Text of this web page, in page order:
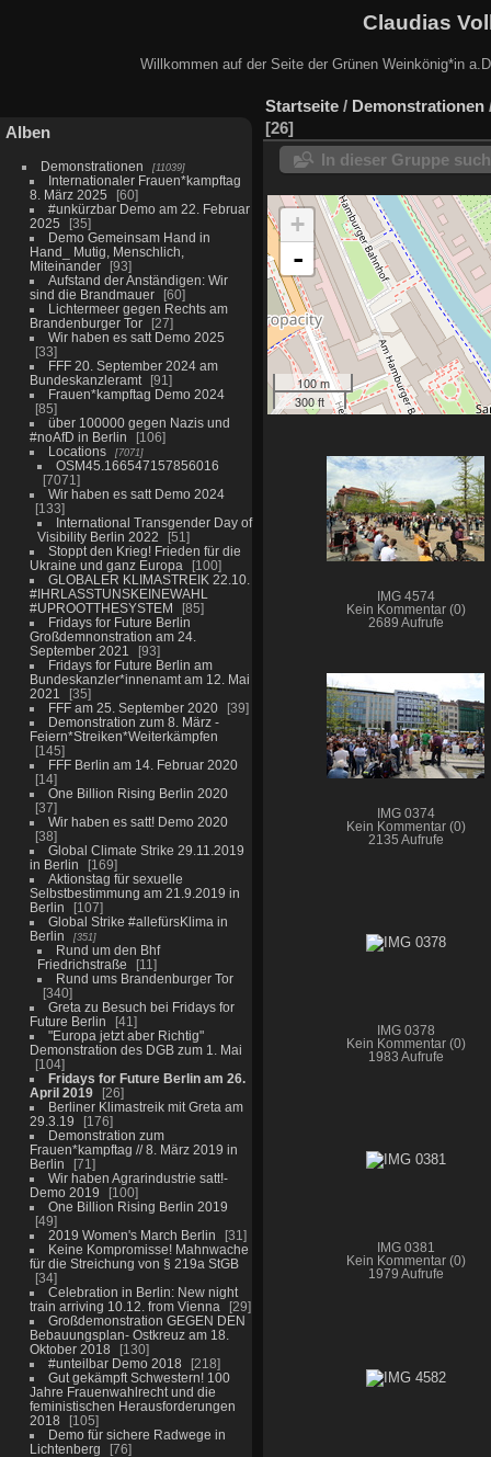
Claudias
Willkommen auf der Seite der Grünen Weinkönig*in
Alben
Demonstrationen 11039
Internationaler Frauen*kampftag
8. März 2025
60
#unkürzbar Demo am 22. Februar
2025
35
Demo Gemeinsam Hand in
Hand_ Mutig, Menschlich,
Miteinander
93
Aufstand der Anständigen: Wir
sind die Brandmauer
60
Lichtermeer gegen Rechts am
Brandenburger Tor
27
Wir haben es satt Demo 2025
33
FFF 20. September 2024 am
Bundeskanzleramt
91
Frauen*kampftag Demo 2024
85
über 100000 gegen Nazis und
#noAfD in Berlin
106
Locations
7071
OSM45.166547157856016
7071
Wir haben es satt Demo 2024
133
International Transgender Day of
Visibility Berlin 2022
51
Stoppt den Krieg! Frieden für die
Ukraine und ganz Europa
100
GLOBALER KLIMASTREIK 22.10.
#IHRLASSTUNSKEINEWAHL
#UPROOTTHESYSTEM
85
Fridays for Future Berlin
Großdemnonstration am 24.
September 2021
93
Fridays for Future Berlin am
Bundeskanzler*innenamt am 12. Mai
2021
35
FFF am 25. September 2020
39
Demonstration zum 8. März -
Feiern*Streiken*Weiterkämpfen
145
FFF Berlin am 14. Februar 2020
14
One Billion Rising Berlin 2020
37
Wir haben es satt! Demo 2020
38
Global Climate Strike 29.11.2019
in Berlin
169
Aktionstag für sexuelle
Selbstbestimmung am 21.9.2019 in
Berlin
107
Global Strike #allefürsKlima in
Berlin
351
Rund um den Bhf
Friedrichstraße
11
Rund ums Brandenburger Tor
340
Greta zu Besuch bei Fridays for
Future Berlin
41
"Europa jetzt aber Richtig"
Demonstration des DGB zum 1. Mai
104
Fridays for Future Berlin am 26.
April 2019
26
Berliner Klimastreik mit Greta am
29.3.19
176
Demonstration zum
Frauen*kampftag // 8. März 2019 in
Berlin
71
Wir haben Agrarindustrie satt!-
Demo 2019
100
One Billion Rising Berlin 2019
49
2019 Women's March Berlin
31
Keine Kompromisse! Mahnwache
für die Streichung von § 219a StGB
34
Celebration in Berlin: New night
train arriving 10.12. from Vienna
29
Großdemonstration GEGEN DEN
Bebauungsplan- Ostkreuz am 18.
Oktober 2018
130
#unteilbar Demo 2018
218
Gut gekämpft Schwestern! 100
Jahre Frauenwahlrecht und die
feministischen Herausforderungen
2018
105
Demo für sichere Radwege in
Lichtenberg
76
Startseite / Demonstrationen
26
In dieser Gruppe
+
-
100 m
300 ft
IMG 4574
Kein Kommentar (0)
2689 Aufrufe
IMG 0374
Kein Kommentar (0)
2135 Aufrufe
IMG 0378
Kein Kommentar (0)
1983 Aufrufe
IMG 0381
Kein Kommentar (0)
1979 Aufrufe